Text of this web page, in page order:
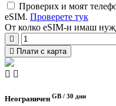
Проверих и моят
eSIM. Проверете тук
От колко eSIM-и имаш
Плати с карта
Неограничен GB / 30 дни